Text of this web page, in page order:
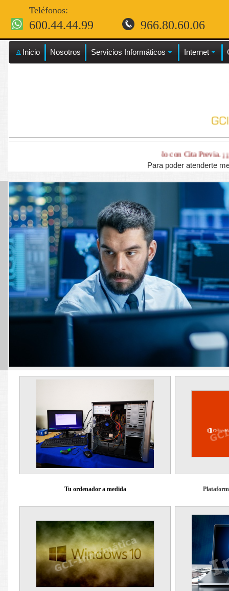
Teléfonos:
600.44.44.99 966.80.60.06
Inicio Nosotros Servicios Informáticos Internet
!!! Sólo con Cita Previa. ¡¡¡
Para poder atenderte
Tu ordenador a medida